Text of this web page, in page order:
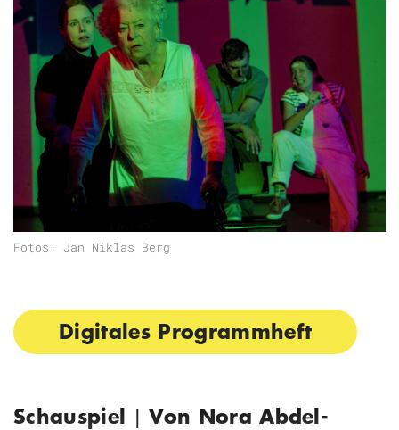
Fotos: Jan Niklas Berg
Digitales Programmheft
Schauspiel |Von Nora Abdel-